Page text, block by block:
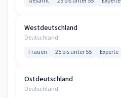
Westdeutschland
Deutschland
Frauen 25 bis unter 55 Experte
Ostdeutschland
Deutschland